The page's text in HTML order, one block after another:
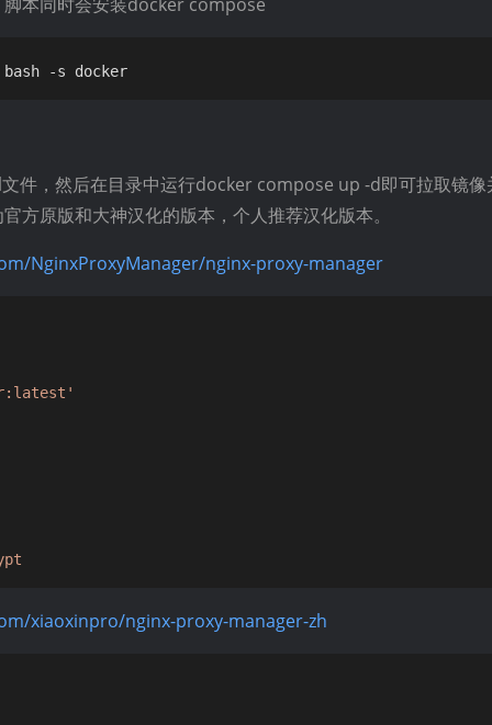
件，然后在目录中运行docker compose up -d即可拉取镜像
方原版和大神汉化的版本，个人推荐汉化版本。
NginxProxyManager/nginx-proxy-manager
xiaoxinpro/nginx-proxy-manager-zh